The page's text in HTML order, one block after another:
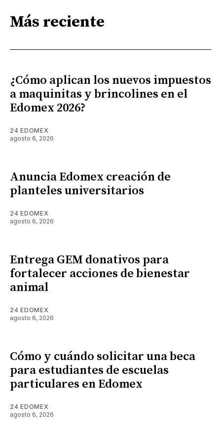
Más reciente
¿Cómo aplican los nuevos impuestos
a maquinitas y brincolines en el
Edomex 2026?
24 EDOMEX
agosto 6, 2026
Anuncia Edomex creación de
planteles universitarios
24 EDOMEX
agosto 6, 2026
Entrega GEM donativos para
fortalecer acciones de bienestar
animal
24 EDOMEX
agosto 6, 2026
Cómo y cuándo solicitar una beca
para estudiantes de escuelas
particulares en Edomex
24 EDOMEX
agosto 6, 2026